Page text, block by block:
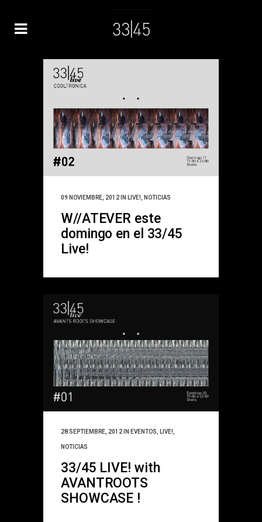
09 NOVIEMBRE, 2012 IN LIVE! NOTICIAS
W//ATEVER este
domingo en el 33/45
Live!
28 SEPTIEMBRE, 2012 IN EVENTOS LIVE!
NOTICIAS
33/45 LIVE! with
AVANTROOTS
SHOWCASE !